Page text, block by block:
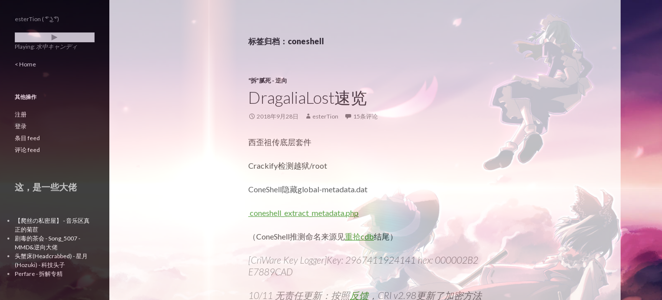
标签归档：coneshell
“拆”腻死 - 逆向
DragaliaLost速览
2018年9月28日 esterTion 15条评论
西歪祖传底层套件
Crackify检测越狱/root
ConeShell隐藏global-metadata.dat
coneshell_extract_metadata.php
（ConeShell推测命名来源见重拾cdb结尾）
[CriWare Key Logger]Key: 2967411924141 hex: 000002B2
E7889CAD
10/11 无责任更新：按照反馈，CRI v2.98更新了加密方法
esterTion ( ͡° ͜ʖ ͡°)
Playing: 水中キャンディ
< Home
其他操作
注册
登录
条目 feed
评论 feed
这，是一些大佬
【爬丝の私密屋】 - 音乐区真
正的菊苣
剧毒的茶会 - Song_5007 -
MMD&逆向大佬
头蟹床(Headcrabbed) - 星月
(Hozuki) - 科技头子
Perfare - 拆解专精